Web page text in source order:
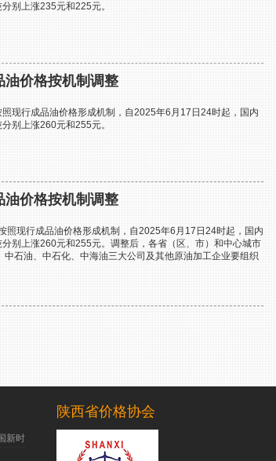
别上涨235元和225元。
油价格按机制调整
现行成品油价格形成机制，自2025年6月17日24时起，国内
别上涨260元和255元。
油价格按机制调整
现行成品油价格形成机制，自2025年6月17日24时起，国内
别上涨260元和255元。调整后，各省（区、市）和中心城市
油、中石化、中海油三大公司及其他原油加工企业要组织
时代国际 新一楼东单元1304室
陕西省价格协会